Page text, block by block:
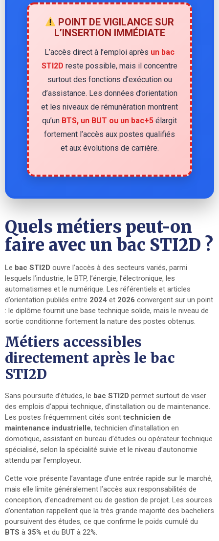
POINT DE VIGILANCE SUR
L’INSERTION IMMÉDIATE
L’accès direct à l’emploi après un bac
STI2D reste possible, mais il concentre
surtout des fonctions d’exécution ou
d’assistance. Les données d’orientation
et les niveaux de rémunération montrent
qu’un BTS, un BUT ou un bac+5 élargit
fortement l’accès aux postes qualifiés
et aux évolutions de carrière.
Quels métiers peut-on
faire avec un bac STI2D ?
Le bac STI2D ouvre l’accès à des secteurs variés, parmi
lesquels l’industrie, le BTP, l’énergie, l’électronique, les
automatismes et le numérique. Les référentiels et articles
d’orientation publiés entre 2024 et 2026 convergent sur un point
: le diplôme fournit une base technique solide, mais le niveau de
sortie conditionne fortement la nature des postes obtenus.
Métiers accessibles
directement après le bac
STI2D
Sans poursuite d’études, le bac STI2D permet surtout de viser
des emplois d’appui technique, d’installation ou de maintenance.
Les postes fréquemment cités sont technicien de
maintenance industrielle, technicien d’installation en
domotique, assistant en bureau d’études ou opérateur technique
spécialisé, selon la spécialité suivie et le niveau d’autonomie
attendu par l’employeur.
Cette voie présente l’avantage d’une entrée rapide sur le marché,
mais elle limite généralement l’accès aux responsabilités de
conception, d’encadrement ou de gestion de projet. Les sources
d’orientation rappellent que la très grande majorité des bacheliers
poursuivent des études, ce que confirme le poids cumulé du
BTS à 35% et du BUT à 22%.